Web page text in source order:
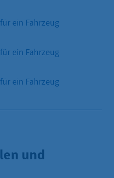
ein Fahrzeug
ein Fahrzeug
ein Fahrzeug
und